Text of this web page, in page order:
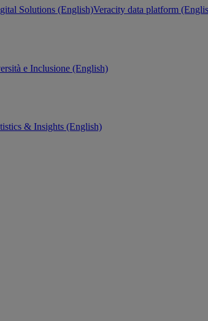
Solutions (English)Veracity data platform
e Inclusione (English)
& Insights (English)